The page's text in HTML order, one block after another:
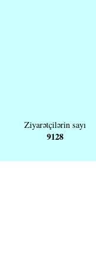
Ziyarətçilərin sayı
9128